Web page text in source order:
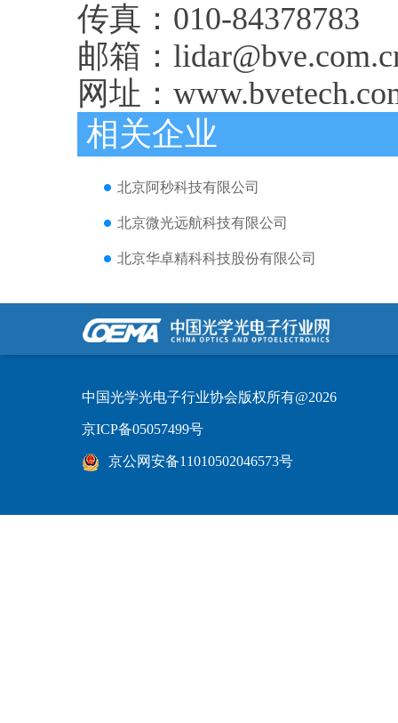
传真：010-84378783
邮箱：
网址：
相关企业
北京阿秒科技有限公司
北京微光远航科技有限公司
北京华卓精科科技股份有限公司
中国光学光电子行业协会版权所有@2026
京ICP备05057499号
京公网安备11010502046573号